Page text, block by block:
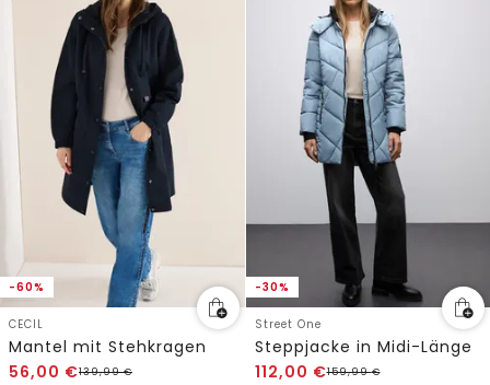
-60%
CECIL
Mantel mit Stehkragen
56,00 €139,99€
-30%
Street One
Steppjacke in Midi-Länge
112,00 €159,99€